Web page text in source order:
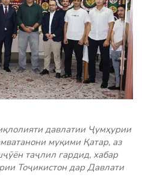
давлатии Ҷумҳурии
муқими Қатар, аз
таҷлил гардид, хабар
Тоҷикистон дар Давлати